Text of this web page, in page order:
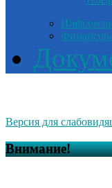
Версия для
Внимание!